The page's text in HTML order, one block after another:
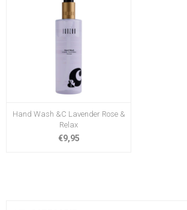
Hand Wash &C Lavender Rose &
Relax
€9,95